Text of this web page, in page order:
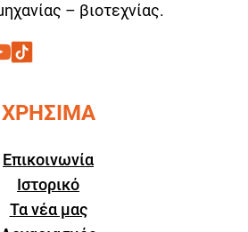
– βιοτεχνίας.
ΧΡΗΣΙΜΑ
Επικοινωνία
Ιστορικό
Τα νέα μας